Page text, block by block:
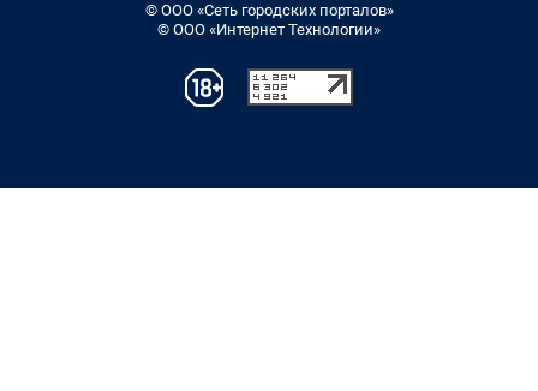
© ООО «Сеть городских порталов»
© ООО «Интернет Технологии»